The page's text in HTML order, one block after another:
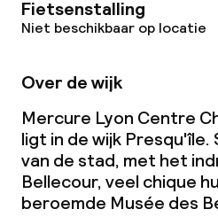
Zakelijke faciliteiten
Beleid
Overal rookvrij
Fietsenstalling
Niet beschikbaar op locatie
Over de wijk
Mercure Lyon Centre
ligt in de wijk
van de stad, met het
Bellecour, veel chique
beroemde Musée des